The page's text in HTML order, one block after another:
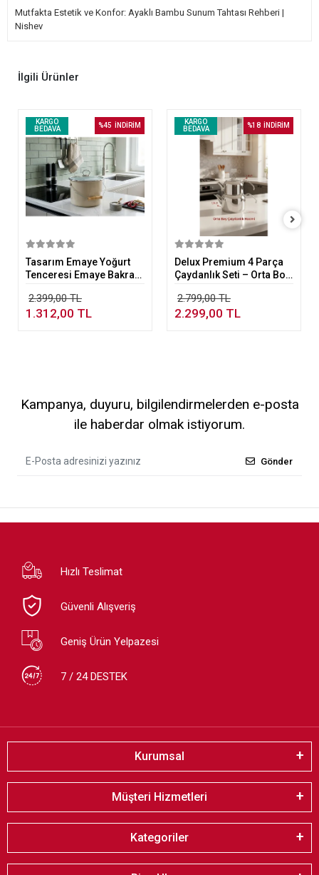
Mutfakta Estetik ve Konfor: Ayaklı Bambu Sunum Tahtası Rehberi |
Nishev
İlgili Ürünler
KARGO
BEDAVA
%45 İNDİRİM
Sepete Ekle
Tasarım Emaye Yoğurt
Tenceresi Emaye Bakraç
2.399,00 TL
1.312,00 TL
KARGO
BEDAVA
%18 İNDİRİM
Sepete Ekle
Delux Premium 4 Parça
Çaydanlık Seti – Orta Boy
2.799,00 TL
2.299,00 TL
Kampanya, duyuru, bilgilendirmelerden e-posta
ile haberdar olmak istiyorum.
Gönder
Hızlı Teslimat
Güvenli Alışveriş
Geniş Ürün Yelpazesi
7 / 24 DESTEK
Kurumsal
Müşteri Hizmetleri
Kategoriler